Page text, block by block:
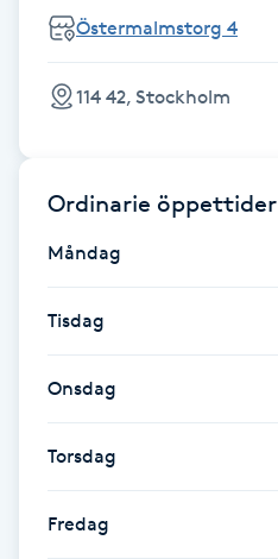
Huduppstramning
Hyaluronsyra
Hyperhidros
Hypnos
Hårborttagning
Hårbottenbehandling
Hårförlängning
Östermalmstorg 4
114 42, Stockholm
Ordinarie öppettider
Måndag
Tisdag
Onsdag
Torsdag
Fredag